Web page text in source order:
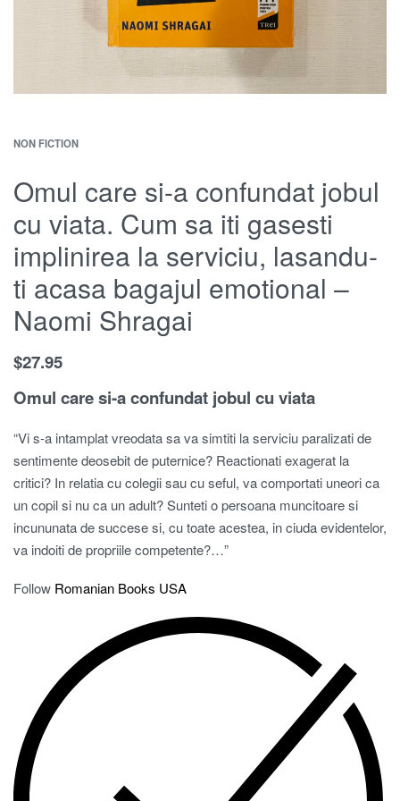
NON FICTION
Omul care si-a confundat jobul
cu viata. Cum sa iti gasesti
implinirea la serviciu, lasandu-
ti acasa bagajul emotional –
Naomi Shragai
$27.95
Omul care si-a confundat jobul cu viata
“Vi s-a intamplat vreodata sa va simtiti la serviciu paralizati de
sentimente deosebit de puternice? Reactionati exagerat la
critici? In relatia cu colegii sau cu seful, va comportati uneori ca
un copil si nu ca un adult? Sunteti o persoana muncitoare si
incununata de succese si, cu toate acestea, in ciuda evidentelor,
va indoiti de propriile competente?…”
Follow Romanian Books USA